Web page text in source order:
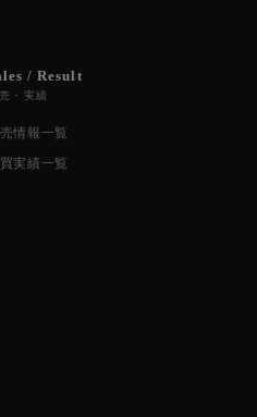
/ Result
・実績
情報一覧
実績一覧